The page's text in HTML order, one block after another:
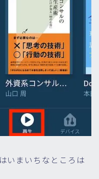
いまいちなところは